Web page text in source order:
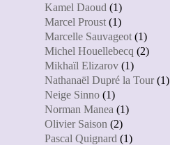
Kamel Daoud (1)
Marcel Proust (1)
Marcelle Sauvageot (1)
Michel Houellebecq (2)
Mikhaïl Elizarov (1)
Nathanaël Dupré la Tour(1)
Neige Sinno (1)
Norman Manea (1)
Olivier Saison (2)
Pascal Quignard (1)